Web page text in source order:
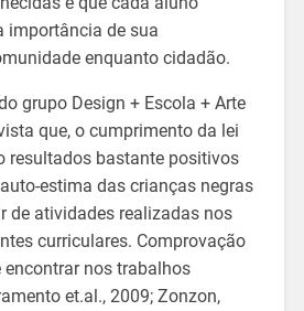
importância de sua
enquanto cidadão.
grupo Design + Escola + Arte
que, o cumprimento da lei
resultados bastante positivos
estima das crianças negras
de atividades realizadas nos
curriculares. Comprovação
encontrar nos trabalhos
et.al., 2009; Zonzon,